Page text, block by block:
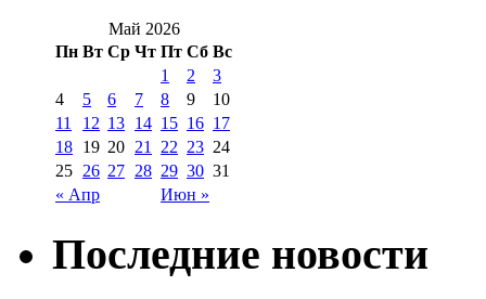
Май 2026
Пн Вт Ср Чт Пт Сб Вс
« Апр Июн »
1 2
3
4
5 6 7 8 9
10
11
12 13 14 15 16 17
18 19 20 21 22 23 24
25 26 27 28 29 30 31
Последние новости